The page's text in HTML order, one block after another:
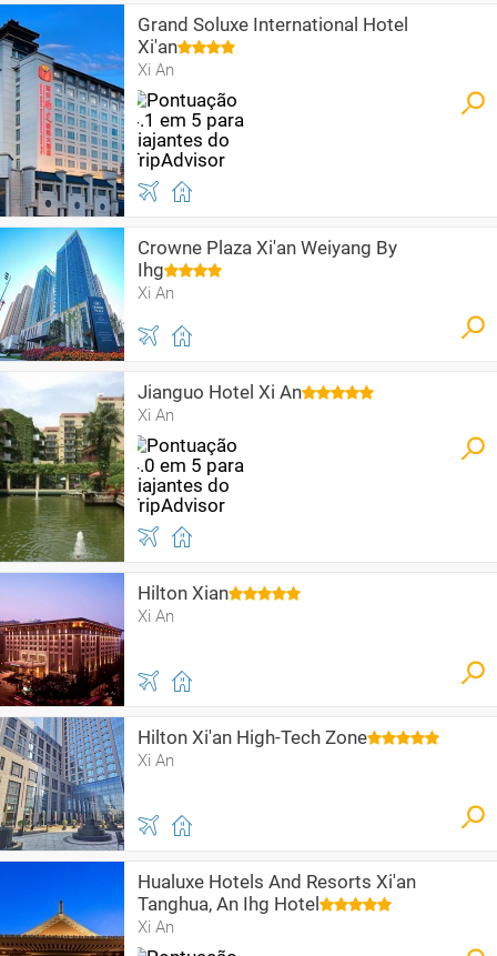
Grand Soluxe International Hotel
Xi'an
Xi An
Crowne Plaza Xi'an Weiyang By
Ihg
Xi An
Jianguo Hotel Xi An
Xi An
Hilton Xian
Xi An
Hilton Xi'an High-Tech Zone
Xi An
Hualuxe Hotels And Resorts Xi'an
Tanghua, An Ihg Hotel
Xi An